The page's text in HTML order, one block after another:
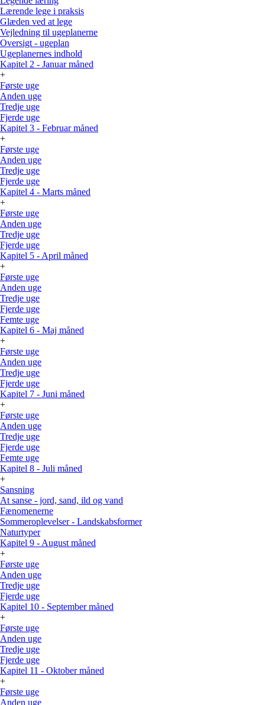
Lærende lege i praksis
Glæden ved at lege
Vejledning til ugeplanerne
Oversigt - ugeplan
Ugeplanernes indhold
Kapitel 2 - Januar måned
+
Første uge
Anden uge
Tredje uge
Fjerde uge
Kapitel 3 - Februar måned
+
Første uge
Anden uge
Tredje uge
Fjerde uge
Kapitel 4 - Marts måned
+
Første uge
Anden uge
Tredje uge
Fjerde uge
Kapitel 5 - April måned
+
Første uge
Anden uge
Tredje uge
Fjerde uge
Femte uge
Kapitel 6 - Maj måned
+
Første uge
Anden uge
Tredje uge
Fjerde uge
Kapitel 7 - Juni måned
+
Første uge
Anden uge
Tredje uge
Fjerde uge
Femte uge
Kapitel 8 - Juli måned
+
Sansning
At sanse - jord, sand, ild og vand
Fænomenerne
Sommeroplevelser - Landskabsformer
Naturtyper
Kapitel 9 - August måned
+
Første uge
Anden uge
Tredje uge
Fjerde uge
Kapitel 10 - September måned
+
Første uge
Anden uge
Tredje uge
Fjerde uge
Kapitel 11 - Oktober måned
+
Første uge
Anden uge